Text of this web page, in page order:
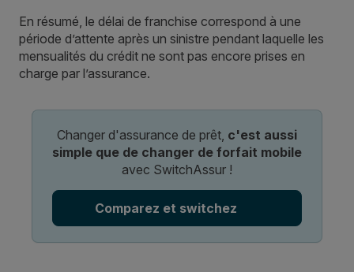
En résumé, le délai de franchise correspond à une
période d’attente après un sinistre pendant laquelle les
mensualités du crédit ne sont pas encore prises en
charge par l’assurance.
Changer d'assurance de prêt, c'est aussi
simple que de changer de forfait mobile
avec SwitchAssur !
Comparez et switchez